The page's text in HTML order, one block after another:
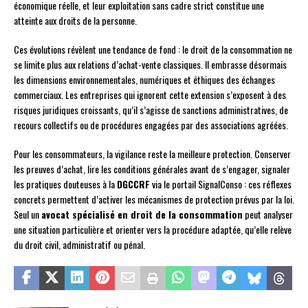
économique réelle, et leur exploitation sans cadre strict constitue une
atteinte aux droits de la personne.
Ces évolutions révèlent une tendance de fond : le droit de la consommation ne
se limite plus aux relations d’achat-vente classiques. Il embrasse désormais
les dimensions environnementales, numériques et éthiques des échanges
commerciaux. Les entreprises qui ignorent cette extension s’exposent à des
risques juridiques croissants, qu’il s’agisse de sanctions administratives, de
recours collectifs ou de procédures engagées par des associations agréées.
Pour les consommateurs, la vigilance reste la meilleure protection. Conserver
les preuves d’achat, lire les conditions générales avant de s’engager, signaler
les pratiques douteuses à laDGCCRFvia le portail SignalConso : ces réflexes
concrets permettent d’activer les mécanismes de protection prévus par la loi.
Seul unavocat spécialisé en droit de la consommation peut analyser
une situation particulière et orienter vers la procédure adaptée, qu’elle relève
du droit civil, administratif ou pénal.